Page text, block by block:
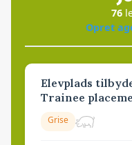
76
Opret
Elevplads
Trainee
Grise